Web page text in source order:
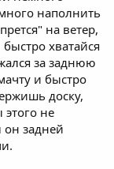
наполнить
на ветер,
хватайся
за заднюю
и быстро
доску,
этого не
он задней